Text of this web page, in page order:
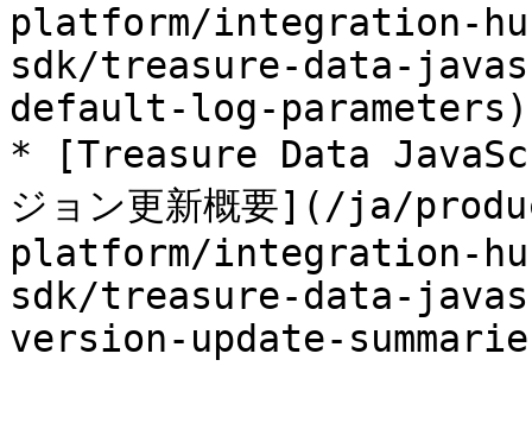
platform/integration-
sdk/treasure-data-
default-log-parameters)
* [Treasure Data
ジョン更新概要](/ja/
platform/integration-
sdk/treasure-data-
version-update-